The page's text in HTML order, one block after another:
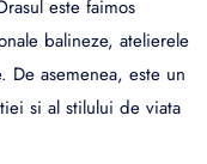
este faimos
balineze, atelierele
De asemenea, este un
si al stilului de viata